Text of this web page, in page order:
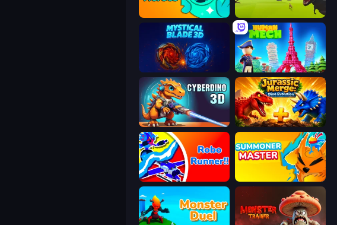
Haunted Heroes Revenge of the Triceratops
Mystical Blade Human Mech
CyberDino 3D Jurassic Merge: Dino Evolution
Robo Runner Summoner Master